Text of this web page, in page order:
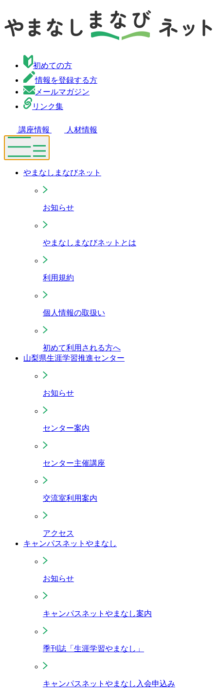
初めての方
情報を登録する方
メールマガジン
リンク集
講座情報 人材情報
やまなしまなびネット
お知らせ
やまなしまなびネットとは
利用規約
個人情報の取扱い
初めて利用される方へ
山梨県生涯学習推進センター
お知らせ
センター案内
センター主催講座
交流室利用案内
アクセス
キャンパスネットやまなし
お知らせ
キャンパスネットやまなし案内
季刊誌「生涯学習やまなし」
キャンパスネットやまなし入会申込み